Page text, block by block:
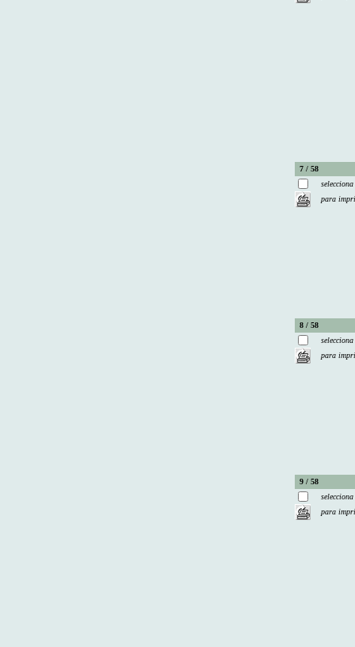
7 / 58
selecciona
para
8 / 58
selecciona
para
9 / 58
selecciona
para